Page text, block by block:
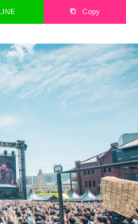
LINE Copy